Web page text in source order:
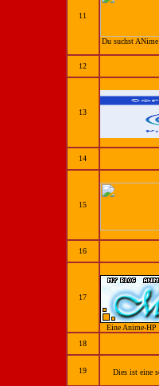
11
Du suchst
12
13
14
15
16
17
Eine Anime-
18
19
Dies ist eine